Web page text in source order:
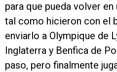
para que pueda volver
tal como hicieron con el
enviarlo a Olympique de
Inglaterra y Benfica de
paso, pero finalmente